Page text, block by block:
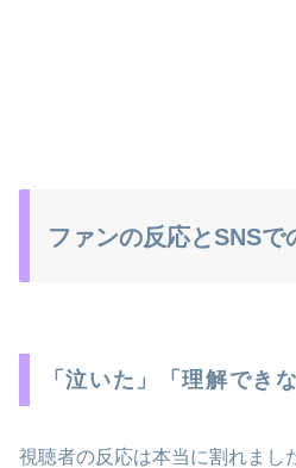
ファンの反応とSNSで
「泣いた」「理解でき
視聴者の反応は本当に割れまし